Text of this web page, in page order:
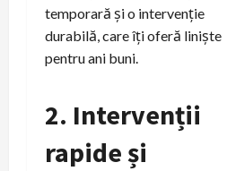
temporară și o intervenție
durabilă, care îți oferă liniște
pentru ani buni.
2. Intervenții
rapide și